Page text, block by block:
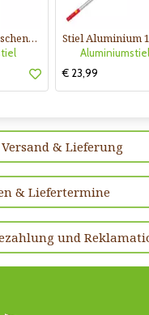
Stiel 150cm Eschenholz für Multistar Geräte
Aluminiumstiel
€ 23,99
& Lieferung
& Liefertermine
und